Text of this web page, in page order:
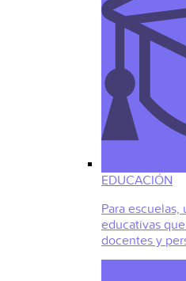
EDUCACIÓN
Para
educativas
docentes y